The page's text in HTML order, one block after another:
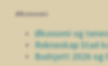
Økonomi
Økonomi og
Rekneskap Stad
Budsjett 2026 og